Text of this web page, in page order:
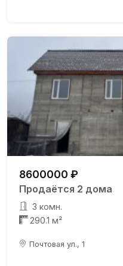
8600000 ₽
Продаётся 2 дома
3 комн.
290.1 м²
Почтовая ул., 1